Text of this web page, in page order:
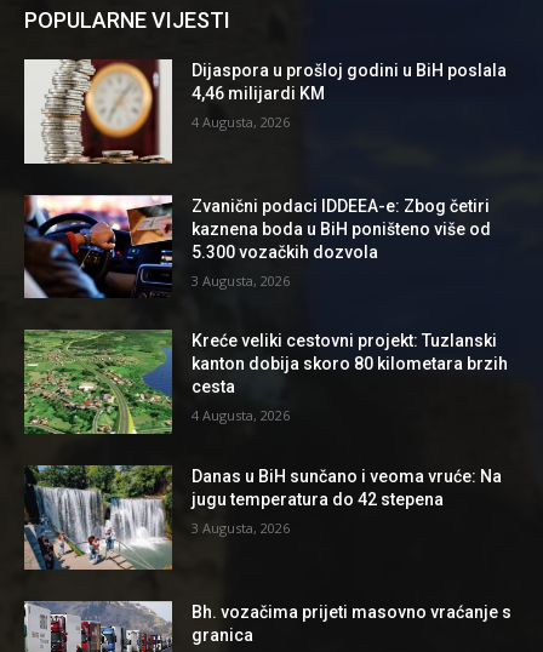
POPULARNE VIJESTI
Dijaspora u prošloj godini u BiH poslala
4,46 milijardi KM
4 Augusta, 2026
Zvanični podaci IDDEEA-e: Zbog četiri
kaznena boda u BiH poništeno više od
5.300 vozačkih dozvola
3 Augusta, 2026
Kreće veliki cestovni projekt: Tuzlanski
kanton dobija skoro 80 kilometara brzih
cesta
4 Augusta, 2026
Danas u BiH sunčano i veoma vruće: Na
jugu temperatura do 42 stepena
3 Augusta, 2026
Bh. vozačima prijeti masovno vraćanje s
granica